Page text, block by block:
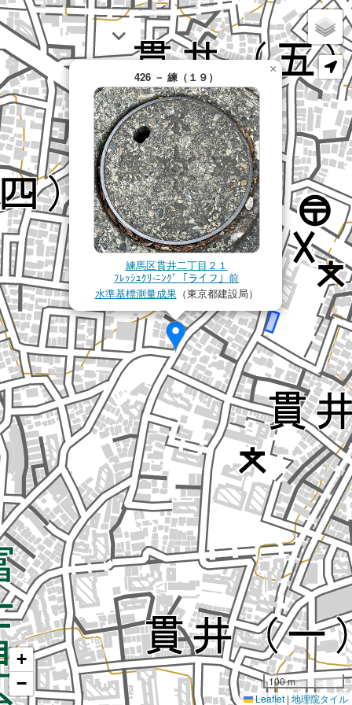
426 － 練（１９）
練馬区貫井二丁目２１
ﾌﾚｯｼｭｸﾘ-ﾆﾝｸﾞ「ライフ」前
水準基標測量成果（東京都建設局）
×
+
−
100 m
Leaflet | 地理院タイル